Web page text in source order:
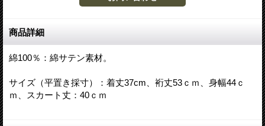
商品詳細
綿100％：綿サテン素材。
サイズ（平置き採寸）：着丈37cm、裄丈53ｃｍ、身幅44ｃ
ｍ、スカート丈：40ｃｍ